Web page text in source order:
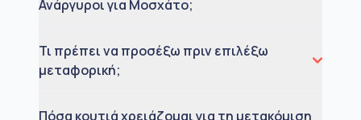
Ανάργυροι για Μοσχάτο;
Τι πρέπει να προσέξω πριν επιλέξω
μεταφορική;
Πόσα κουτιά χρειάζομαι για τη μετακόμιση